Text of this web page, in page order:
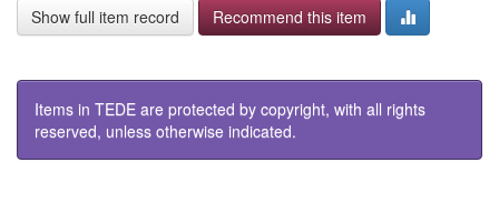
Show full item record Recommend this item
Items in TEDE are protected by copyright, with all rights
reserved, unless otherwise indicated.